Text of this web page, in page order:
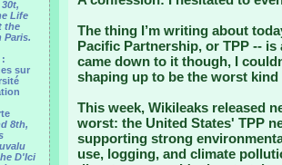
Life
the
Paris.
:
sur
8th,
D'Ici
The thing I’m writing about
Pacific Partnership, or TPP --
came down to it though, I
shaping up to be the worst
This week, Wikileaks released
worst: the United States' TPP
supporting strong
use, logging, and climate